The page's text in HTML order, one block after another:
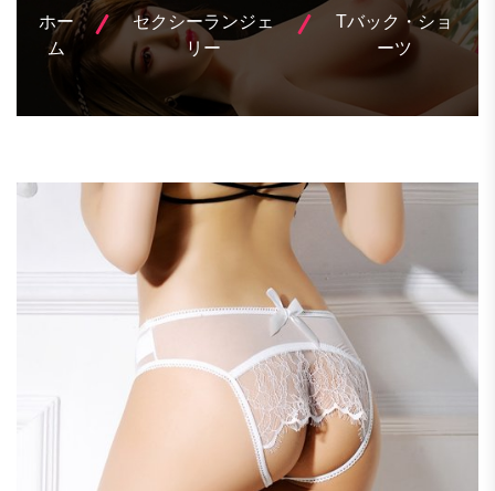
ホー
ム
セクシーランジェ
リー
Tバック・ショ
ーツ